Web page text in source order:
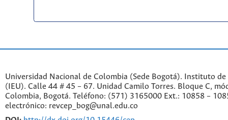
Universidad Nacional de Colombia (Sede Bogotá). Instituto
(IEU). Calle 44 # 45 – 67. Unidad Camilo Torres. Bloque C,
Colombia, Bogotá. Teléfono: (571) 3165000 Ext.: 10858 –
electrónico: revcep_bog@unal.edu.co